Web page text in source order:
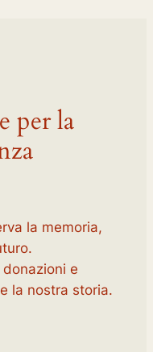
per la
la memoria,
e
la nostra storia.